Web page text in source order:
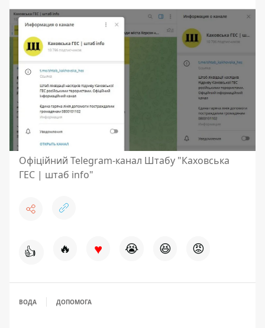
Офіційний Telegram-канал Штабу "Каховська
ГЕС | штаб info"
👍 🔥 ♥ 😭 😆 😡
ВОДА ДОПОМОГА